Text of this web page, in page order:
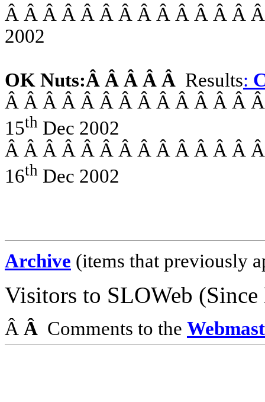
Â Â Â Â Â Â Â Â Â Â Â Â Â
2002
OK Nuts:Â Â Â Â Â Results:
Â Â Â Â Â Â Â Â Â Â Â Â Â
15th Dec 2002
Â Â Â Â Â Â Â Â Â Â Â Â Â
16th Dec 2002
Archive (items that previously
Visitors to SLOWeb
Â Â Comments to the